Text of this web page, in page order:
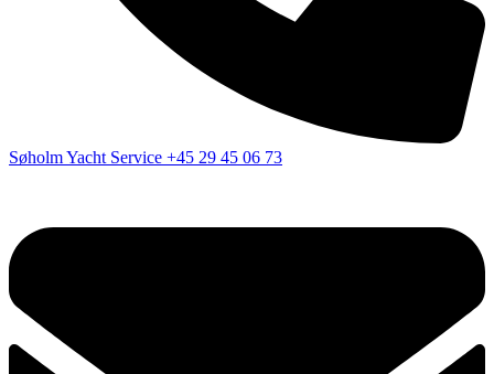
Søholm Yacht Service +45 29 45 06 73